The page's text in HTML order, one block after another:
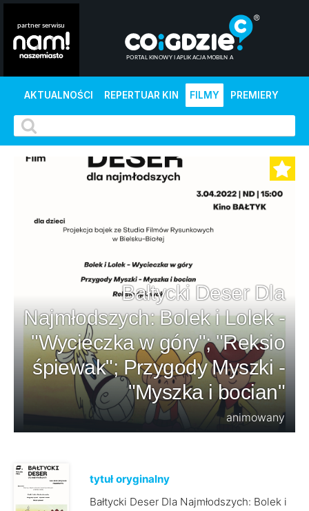
AKTUALNOŚCI REPERTUAR KIN FILMY PREMIERY
Bałtycki Deser Dla
Najmłodszych: Bolek i Lolek -
"Wycieczka w góry"; "Reksio
śpiewak"; Przygody Myszki -
"Myszka i bocian"
animowany
tytuł oryginalny
Bałtycki Deser Dla Najmłodszych: Bolek i